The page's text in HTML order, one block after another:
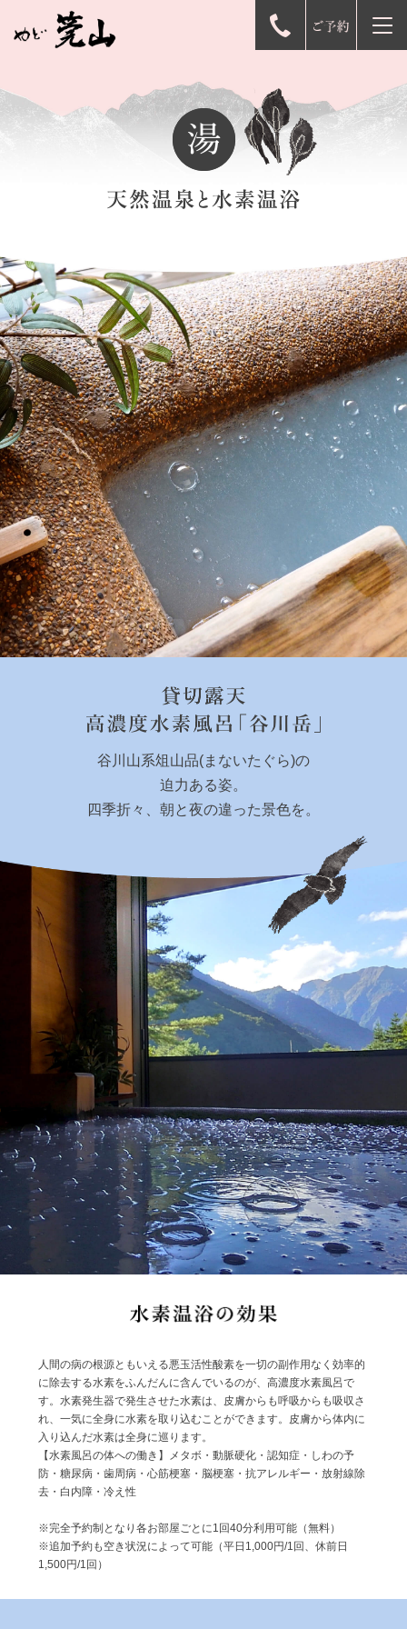
谷川山系俎山品(まないたぐら)の
迫力ある姿。
四季折々、朝と夜の違った景色を。
人間の病の根源ともいえる悪玉活性酸素を一切の副作用なく効率的
に除去する水素をふんだんに含んでいるのが、高濃度水素風呂で
す。水素発生器で発生させた水素は、皮膚からも呼吸からも吸収さ
れ、一気に全身に水素を取り込むことができます。皮膚から体内に
入り込んだ水素は全身に巡ります。
【水素風呂の体への働き】メタボ・動脈硬化・認知症・しわの予
防・糖尿病・歯周病・心筋梗塞・脳梗塞・抗アレルギー・放射線除
去・白内障・冷え性
※完全予約制となり各お部屋ごとに1回40分利用可能（無料）
※追加予約も空き状況によって可能（平日1,000円/1回、休前日
1,500円/1回）